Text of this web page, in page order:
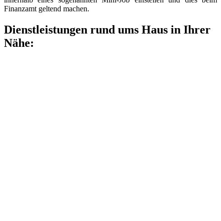
Finanzamt geltend machen.
Dienstleistungen rund ums Haus in Ihrer
Nähe: